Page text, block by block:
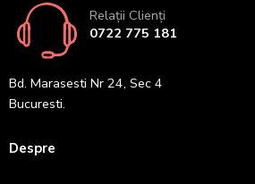
Relații Clienți
0722 775 181
Bd. Marasesti Nr 24, Sec 4
Bucuresti.
Despre